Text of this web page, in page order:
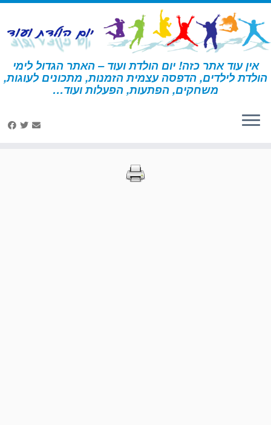
דלג
לתוכן
אין עוד אתר כזה! יום הולדת ועוד – האתר הגדול לימי
הולדת לילדים, הדפסה עצמית הזמנות, מתכונים לעוגות,
משחקים, הפתעות, הפעלות ועוד… דף הבית » הדפסות – באטמן » עמוד 37
הדפסות – באטמן